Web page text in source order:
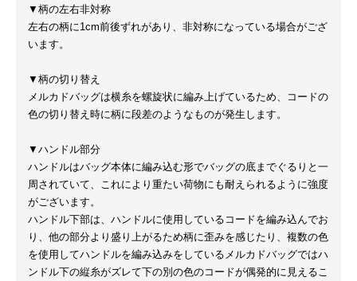
▼柄の左右非対称
左右の柄に1cm前後ずれがあり、非対称になっている場合がござ
います。
▼柄の切り替え
メルカドバッグは横糸を螺旋状に編み上げているため、コードの
色の切り替え時に柄に段差のようなものが発生します。
▼ハンドル部分
ハンドルはバッグ本体に編み込む形でバッグの底までぐるりと一
周されていて、これにより重たい荷物にも耐えられるように強度
がございます。
ハンドル下部は、ハンドルに使用しているコードを編み込んでお
り、他の部分より盛り上がるため柄に歪みを感じたり、複数の色
を使用してハンドルを編み込みをしているメルカドバッグではハ
ンドル下の縦糸がズレて下の別の色のコードが偶発的に見えるこ